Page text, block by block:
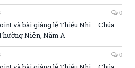
0
và bài giảng lễ Thiếu Nhi – Chúa
Niên, Năm A
0